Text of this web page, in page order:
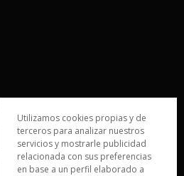
Utilizamos cookies propias y de
terceros para analizar nuestros
servicios y mostrarle publicidad
relacionada con sus preferencias
en base a un perfil elaborado a